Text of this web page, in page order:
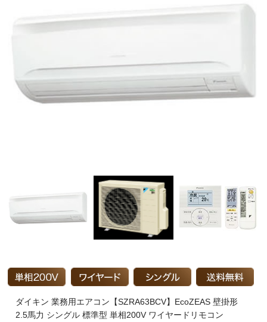
ダイキン 業務用エアコン【SZRA63BCV】EcoZEAS 壁掛形
2.5馬力 シングル 標準型 単相200V ワイヤードリモコン